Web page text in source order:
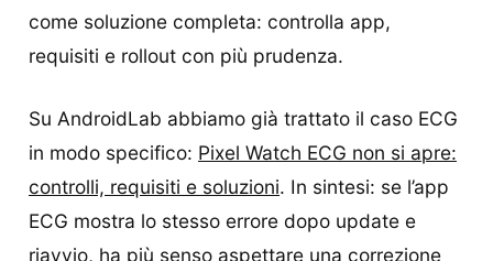
come soluzione completa: controlla app,
requisiti e rollout con più prudenza.
Su AndroidLab abbiamo già trattato il caso ECG
in modo specifico: Pixel Watch ECG non si apre:
controlli, requisiti e soluzioni. In sintesi: se l’app
ECG mostra lo stesso errore dopo update e
riavvio, ha più senso aspettare una correzione